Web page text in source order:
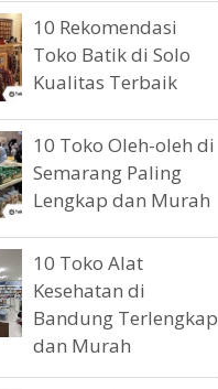
10 Rekomendasi
Toko Batik di Solo
Kualitas Terbaik
10 Toko Oleh-oleh di
Semarang Paling
Lengkap dan Murah
10 Toko Alat
Kesehatan di
Bandung Terlengkap
dan Murah